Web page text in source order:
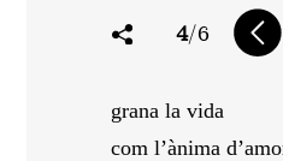
4/6
grana la vida
com l’ànima